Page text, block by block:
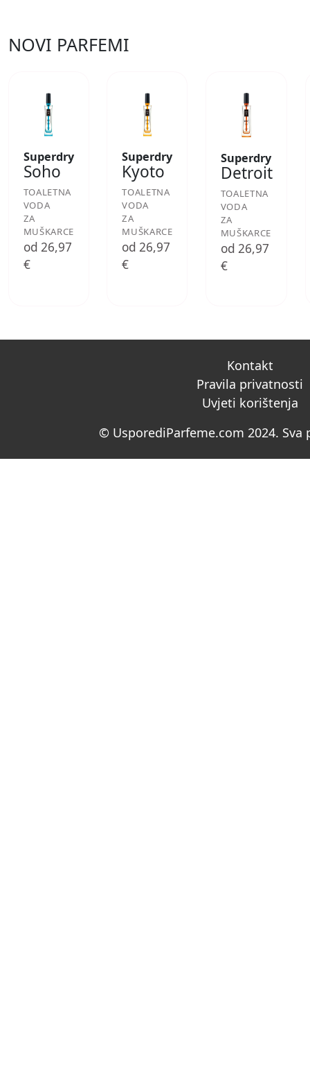
NOVI PARFEMI
Superdry
Soho
TOALETNA
VODA
ZA
MUŠKARCE
od 26,97
€
Superdry
Kyoto
TOALETNA
VODA
ZA
MUŠKARCE
od 26,97
€
Superdry
Detroit
TOALETNA
VODA
ZA
MUŠKARCE
od 26,97
€
Kontakt
Pravila privatnosti
Uvjeti korištenja
© UsporediParfeme.com 2024. Sva